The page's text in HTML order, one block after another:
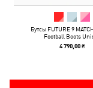
Бутсы FUTURE 9
Football Boots
4 790,00 ₴